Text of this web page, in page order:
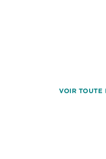
VOIR TOUTE